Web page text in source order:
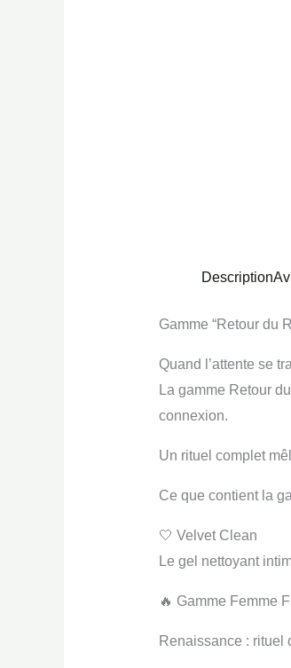
Description
Gamme “Retour du
Quand l’attente se
La gamme Retour
connexion.
Un rituel complet
Ce que contient la
🤍 Velvet Clean
Le gel nettoyant
🔥 Gamme Femme
Renaissance : rituel